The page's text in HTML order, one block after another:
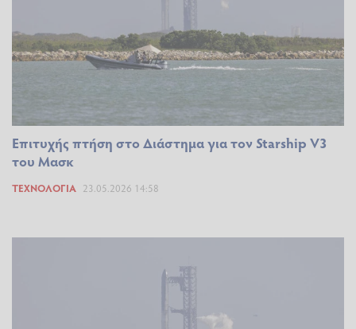
Επιτυχής πτήση στο Διάστημα για τον Starship V3
του Μασκ
ΤΕΧΝΟΛΟΓΊΑ 23.05.2026 14:58